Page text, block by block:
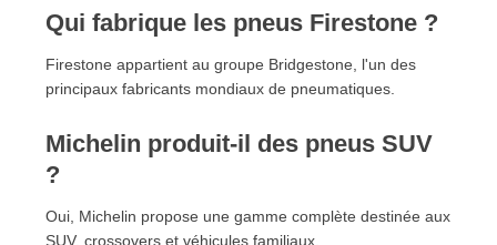
Qui fabrique les pneus Firestone ?
Firestone appartient au groupe Bridgestone, l'un des
principaux fabricants mondiaux de pneumatiques.
Michelin produit-il des pneus SUV
?
Oui, Michelin propose une gamme complète destinée aux
SUV, crossovers et véhicules familiaux.